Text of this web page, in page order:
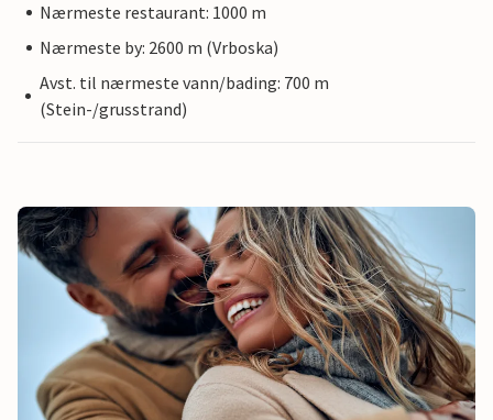
Nærmeste restaurant: 1000 m
Nærmeste by: 2600 m (Vrboska)
Avst. til nærmeste vann/bading: 700 m
(Stein-/grusstrand)